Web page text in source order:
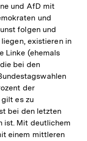
und AfD mit
und
folgen und
existieren in
Linke (ehemals
bei den
der
es zu
bei den letzten
ist. Mit deutlichem
einem mittleren